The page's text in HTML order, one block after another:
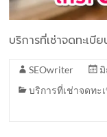
บริการที่เช่าจดทะเ
SEOwriter
บริการที่เช่าจดทะ